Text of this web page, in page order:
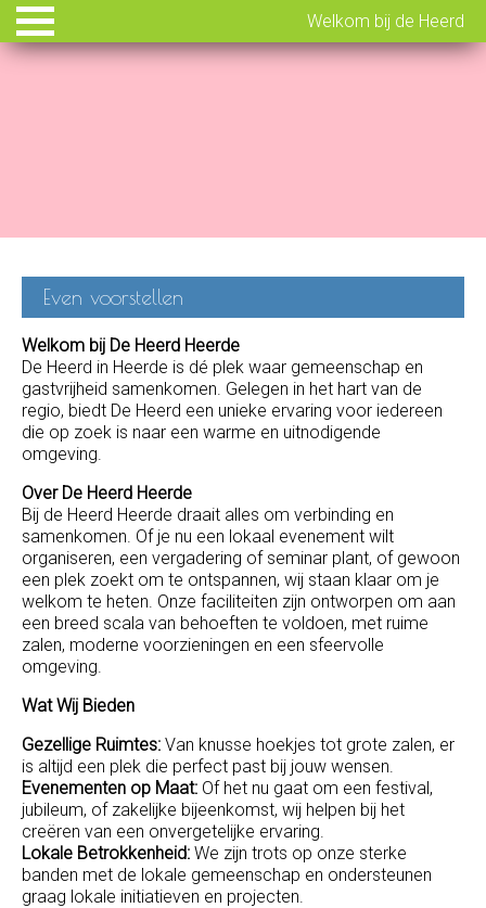
Welkom bij de Heerd
Even voorstellen
Welkom bij De Heerd Heerde
De Heerd in Heerde is dé plek waar gemeenschap en
gastvrijheid samenkomen. Gelegen in het hart van de
regio, biedt De Heerd een unieke ervaring voor iedereen
die op zoek is naar een warme en uitnodigende
omgeving.
Over De Heerd Heerde
Bij de Heerd Heerde draait alles om verbinding en
samenkomen. Of je nu een lokaal evenement wilt
organiseren, een vergadering of seminar plant, of gewoon
een plek zoekt om te ontspannen, wij staan klaar om je
welkom te heten. Onze faciliteiten zijn ontworpen om aan
een breed scala van behoeften te voldoen, met ruime
zalen, moderne voorzieningen en een sfeervolle
omgeving.
Wat Wij Bieden
Gezellige Ruimtes: Van knusse hoekjes tot grote zalen, er
is altijd een plek die perfect past bij jouw wensen.
Evenementen op Maat: Of het nu gaat om een festival,
jubileum, of zakelijke bijeenkomst, wij helpen bij het
creëren van een onvergetelijke ervaring.
Lokale Betrokkenheid: We zijn trots op onze sterke
banden met de lokale gemeenschap en ondersteunen
graag lokale initiatieven en projecten.